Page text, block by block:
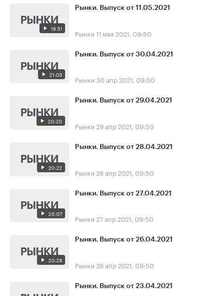
19:51
Рынки. Выпуск от 11.05.2021
Рынки 11 мая 2021, 09:50
21:05
Рынки. Выпуск от 30.04.2021
Рынки 30 апр 2021, 09:50
20:20
Рынки. Выпуск от 29.04.2021
Рынки 29 апр 2021, 09:50
20:22
Рынки. Выпуск от 28.04.2021
Рынки 28 апр 2021, 09:50
20:07
Рынки. Выпуск от 27.04.2021
Рынки 27 апр 2021, 09:50
20:28
Рынки. Выпуск от 26.04.2021
Рынки 26 апр 2021, 09:50
Рынки. Выпуск от 23.04.2021